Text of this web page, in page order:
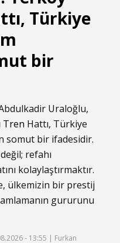
Türkiye
bir
Uraloğlu,
Tren Hattı, Türkiye
somut bir ifadesidir.
refahı
kolaylaştırmaktır.
ülkemizin bir prestij
gururunu
- 13:55 | Furkan